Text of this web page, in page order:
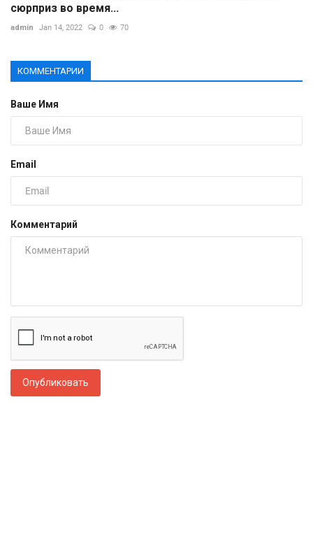
сюрприз во время...
admin Jan 14, 2022 0 70
КОММЕНТАРИИ
Ваше Имя
Email
Комментарий
Опубликовать